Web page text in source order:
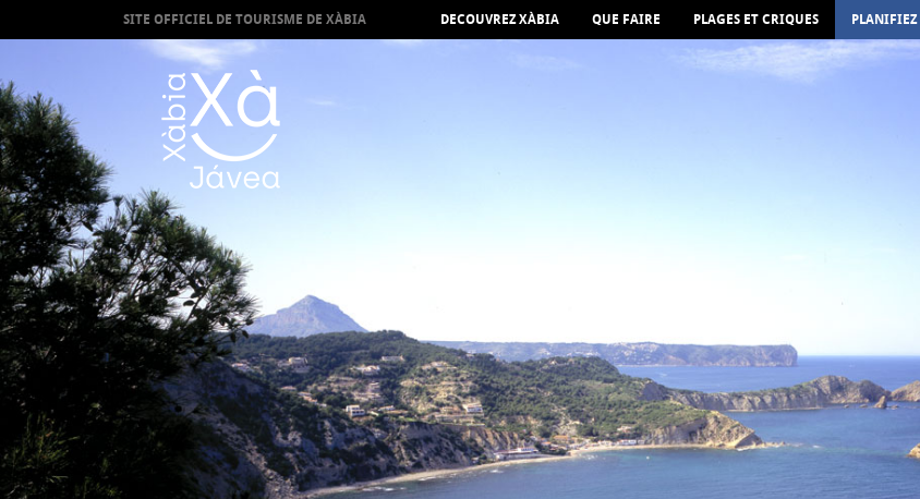
SITE OFFICIEL DE TOURISME DE XÀBIA DECOUVREZ XÀBIA QUE FAIRE PLAGES ET CRIQUES PLANIFIEZ